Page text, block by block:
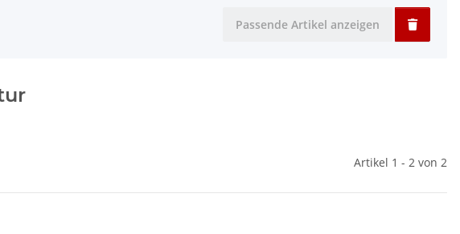
Passende Artikel anzeigen
Artikel 1 - 2 von 2